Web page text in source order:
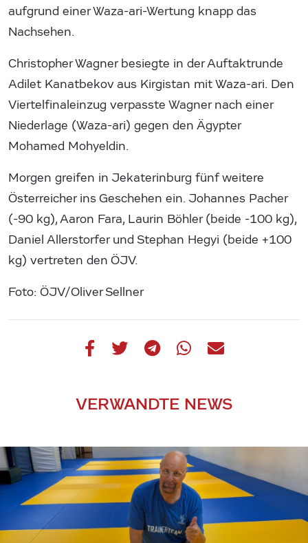
aufgrund einer Waza-ari-Wertung knapp das
Nachsehen.
Christopher Wagner besiegte in der Auftaktrunde
Adilet Kanatbekov aus Kirgistan mit Waza-ari. Den
Viertelfinaleinzug verpasste Wagner nach einer
Niederlage (Waza-ari) gegen den Ägypter
Mohamed Mohyeldin.
Morgen greifen in Jekaterinburg fünf weitere
Österreicher ins Geschehen ein. Johannes Pacher
(-90 kg), Aaron Fara, Laurin Böhler (beide -100 kg),
Daniel Allerstorfer und Stephan Hegyi (beide +100
kg) vertreten den ÖJV.
Foto: ÖJV/Oliver Sellner
VERWANDTE NEWS